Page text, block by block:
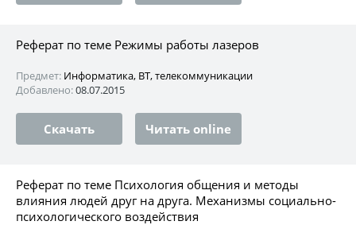
Реферат по теме Режимы работы лазеров
Предмет: Информатика, ВТ, телекоммуникации
Добавлено:08.07.2015
Скачать Читать online
Реферат по теме Психология общения и методы
влияния людей друг на друга. Механизмы социально-
психологического воздействия